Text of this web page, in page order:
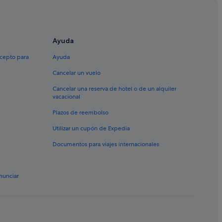
Bora
para
Ayuda
Ayuda
Cancelar un vuelo
Cancelar una reserva de hotel o de un alquiler
vacacional
Plazos de reembolso
Utilizar un cupón de Expedia
Documentos para viajes internacionales